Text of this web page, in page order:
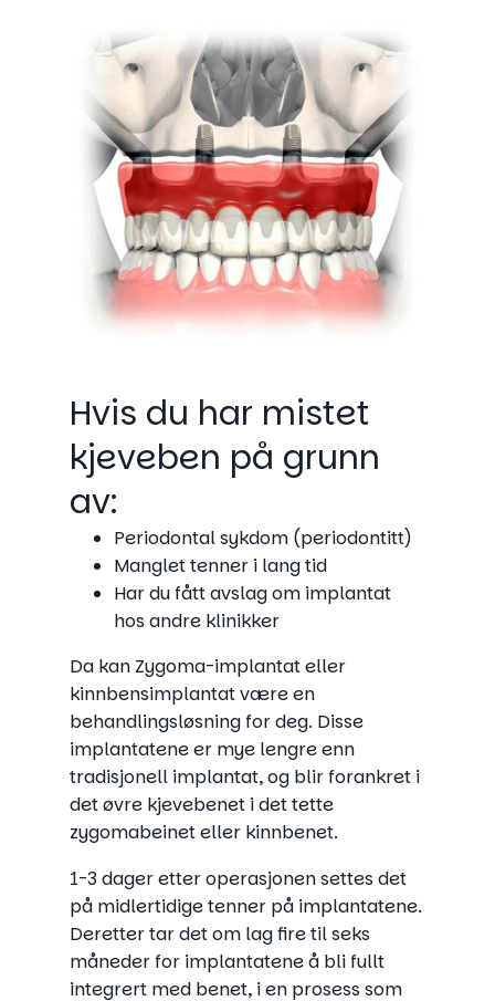
Hvis du har mistet
kjeveben på grunn
av:
Periodontal sykdom (periodontitt)
Manglet tenner i lang tid
Har du fått avslag om implantat
hos andre klinikker
Da kan Zygoma-implantat eller
kinnbensimplantat være en
behandlingsløsning for deg. Disse
implantatene er mye lengre enn
tradisjonell implantat, og blir forankret i
det øvre kjevebenet i det tette
zygomabeinet eller kinnbenet.
1-3 dager etter operasjonen settes det
på midlertidige tenner på implantatene.
Deretter tar det om lag fire til seks
måneder for implantatene å bli fullt
integrert med benet, i en prosess som